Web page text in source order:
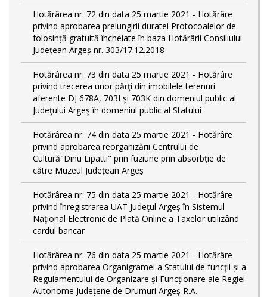
Hotărârea nr. 72 din data 25 martie 2021 - Hotărâre
privind aprobarea prelungirii duratei Protocoalelor de
folosință gratuită încheiate în baza Hotărârii Consiliului
Județean Argeș nr. 303/17.12.2018
Hotărârea nr. 73 din data 25 martie 2021 - Hotărâre
privind trecerea unor părţi din imobilele terenuri
aferente DJ 678A, 703I şi 703K din domeniul public al
Judeţului Argeş în domeniul public al Statului
Hotărârea nr. 74 din data 25 martie 2021 - Hotărâre
privind aprobarea reorganizării Centrului de
Cultură"Dinu Lipatti" prin fuziune prin absorbție de
către Muzeul Județean Argeș
Hotărârea nr. 75 din data 25 martie 2021 - Hotărâre
privind înregistrarea UAT Judeţul Argeş în Sistemul
Naţional Electronic de Plată Online a Taxelor utilizând
cardul bancar
Hotărârea nr. 76 din data 25 martie 2021 - Hotărâre
privind aprobarea Organigramei a Statului de funcţii și a
Regulamentului de Organizare și Funcționare ale Regiei
Autonome Județene de Drumuri Argeş R.A.